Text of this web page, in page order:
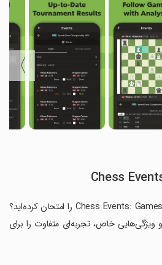
〉
Chess
آیا تابه‌حال برنامه Chess Events: Games & Results را امتحان کرده‌اید؟
و ویژگی‌هایی خاص، تجربه‌ای متفاوت را برای